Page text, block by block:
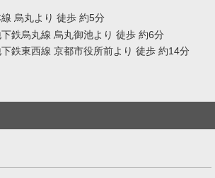
烏丸より 徒歩 約5分
鉄烏丸線 烏丸御池より 徒歩 約6分
鉄東西線 京都市役所前より 徒歩 約14分